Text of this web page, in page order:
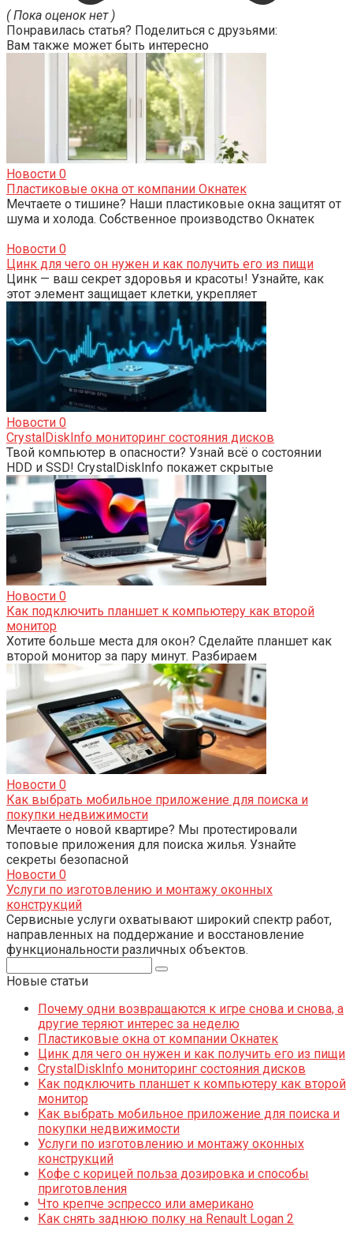
( Пока оценок нет )
Понравилась статья? Поделиться с друзьями:
Вам также может быть интересно
Новости 0
Пластиковые окна от компании Окнатек
Мечтаете о тишине? Наши пластиковые окна защитят от
шума и холода. Собственное производство Окнатек
Новости 0
Цинк для чего он нужен и как получить его из пищи
Цинк — ваш секрет здоровья и красоты! Узнайте, как
этот элемент защищает клетки, укрепляет
Новости 0
CrystalDiskInfo мониторинг состояния дисков
Твой компьютер в опасности? Узнай всё о состоянии
HDD и SSD! CrystalDiskInfo покажет скрытые
Новости 0
Как подключить планшет к компьютеру как второй
монитор
Хотите больше места для окон? Сделайте планшет как
второй монитор за пару минут. Разбираем
Новости 0
Как выбрать мобильное приложение для поиска и
покупки недвижимости
Мечтаете о новой квартире? Мы протестировали
топовые приложения для поиска жилья. Узнайте
секреты безопасной
Новости 0
Услуги по изготовлению и монтажу оконных
конструкций
Сервисные услуги охватывают широкий спектр работ,
направленных на поддержание и восстановление
функциональности различных объектов.
Новые статьи
Почему одни возвращаются к игре снова и снова, а
другие теряют интерес за неделю
Пластиковые окна от компании Окнатек
Цинк для чего он нужен и как получить его из пищи
CrystalDiskInfo мониторинг состояния дисков
Как подключить планшет к компьютеру как второй
монитор
Как выбрать мобильное приложение для поиска и
покупки недвижимости
Услуги по изготовлению и монтажу оконных
конструкций
Кофе с корицей польза дозировка и способы
приготовления
Что крепче эспрессо или американо
Как снять заднюю полку на Renault Logan 2